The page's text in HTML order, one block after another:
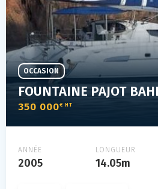
350 000€ HT
OCCASION
ANNÉE
2005
LONGUEUR
14.05m